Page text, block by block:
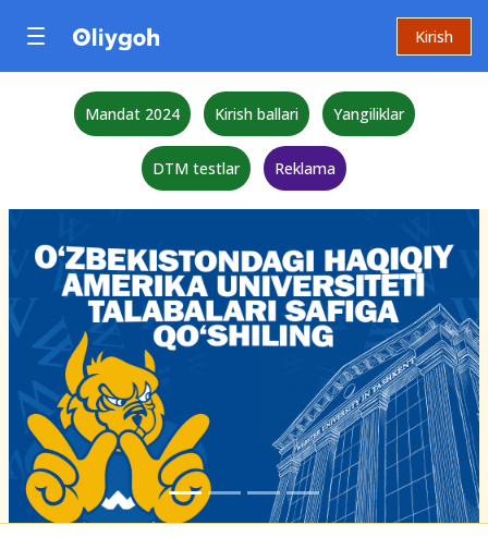
Kirish
Mandat 2024 Kirish ballari Yangiliklar
DTM testlar Reklama